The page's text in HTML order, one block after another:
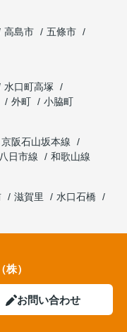
高島市
五條市
水口町高塚
外町
小脇町
京阪石山坂本線
日市線
和歌山線
滋賀里
水口石橋
）
お問い合わせ